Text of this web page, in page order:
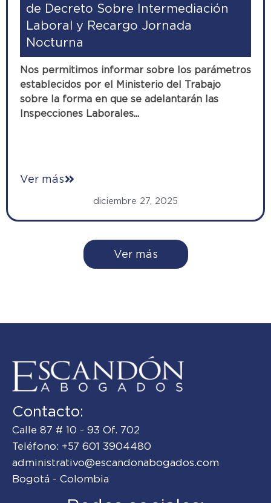
de Decreto Sobre Intermediación
Laboral y Recargo Jornada
Nocturna
Nos permitimos informar sobre los parámetros
establecidos por el Ministerio del Trabajo
sobre la forma en que se adelantarán las
Inspecciones Laborales...
Ver más
diciembre 27, 2025
Ver más
Contacto:
Calle 87 # 10 - 93 Of. 702
Teléfono: +57 601 3904480
administrativo@escandonabogados.com
Bogotá - Colombia